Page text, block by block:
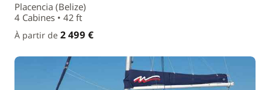
Placencia (Belize)
4 Cabines • 42 ft
À partir de 2 499 €